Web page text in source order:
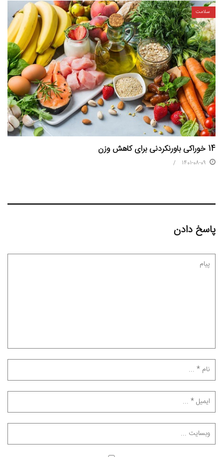
سلامت
14 خوراکی باورنکردنی برای کاهش وزن
1401-08-09
پاسخ دادن